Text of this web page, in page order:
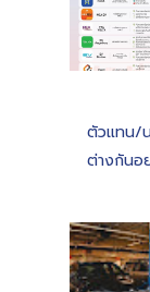
ตัวแทน/
ต่างกันอ